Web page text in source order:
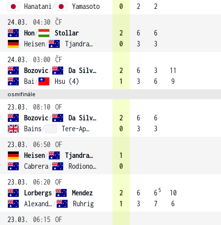
Hanatani / Yamasoto
0
2
2
24.03.
04:30 ČF
Hon/
Stollar
Heisen/ Tjandramulia
2
0
6
3
6
3
24.03.
03:00 ČF
Bozovic/
Da Silva Fick
Bai / Hsu (4)
2
1
6
3
3
6
11
9
osmifinále
23.03. 08:10 OF
Bozovic/
Da Silva Fick
Bains/ Tere-Apisah
2
0
6
3
6
3
23.03.
06:50 OF
Heisen/
Tjandramulia
Cabrera/ Rodionova (3)
1
0
23.03.
06:20 OF
Lorbergs/
Mendez
Alexander / Ruhrig
2
1
6
3
6 5
7
10
6
23.03.
06:15 OF